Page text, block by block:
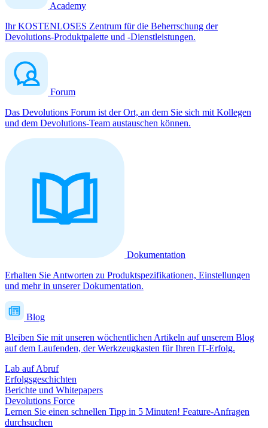
Academy
Ihr KOSTENLOSES Zentrum für die Beherrschung der
Devolutions-Produktpalette und -Dienstleistungen.
Forum
Das Devolutions Forum ist der Ort, an dem Sie sich mit Kollegen
und dem Devolutions-Team austauschen können.
Dokumentation
Erhalten Sie Antworten zu Produktspezifikationen, Einstellungen
und mehr in unserer Dokumentation.
Blog
Bleiben Sie mit unseren wöchentlichen Artikeln auf unserem Blog
auf dem Laufenden, der Werkzeugkasten für Ihren IT-Erfolg.
Lab auf Abruf
Erfolgsgeschichten
Berichte und Whitepapers
Devolutions Force
Lernen Sie einen schnellen Tipp in 5 Minuten! Feature-Anfragen
durchsuchen